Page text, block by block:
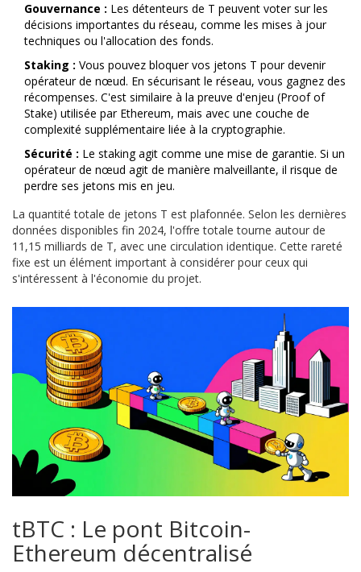
Gouvernance : Les détenteurs de T peuvent voter sur les
décisions importantes du réseau, comme les mises à jour
techniques ou l'allocation des fonds.
Staking : Vous pouvez bloquer vos jetons T pour devenir
opérateur de nœud. En sécurisant le réseau, vous gagnez des
récompenses. C'est similaire à la preuve d'enjeu (Proof of
Stake) utilisée par Ethereum, mais avec une couche de
complexité supplémentaire liée à la cryptographie.
Sécurité : Le staking agit comme une mise de garantie. Si un
opérateur de nœud agit de manière malveillante, il risque de
perdre ses jetons mis en jeu.
La quantité totale de jetons T est plafonnée. Selon les dernières
données disponibles fin 2024, l'offre totale tourne autour de
11,15 milliards de T, avec une circulation identique. Cette rareté
fixe est un élément important à considérer pour ceux qui
s'intéressent à l'économie du projet.
tBTC : Le pont Bitcoin-
Ethereum décentralisé